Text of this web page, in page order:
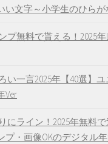
い文字～小学生のひらが
プ無料で貰える！2025
い一言2025年【40選】
Ver
にライン！2025年無料
プ・画像OKのデジタル